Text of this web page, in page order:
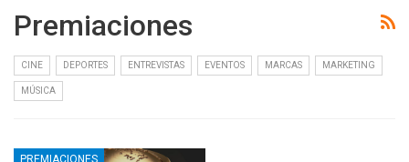
Premiaciones
CINE DEPORTES ENTREVISTAS EVENTOS MARCAS MARKETING
MÚSICA
PREMIACIONES